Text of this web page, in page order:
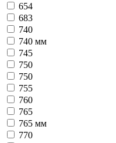
654
683
740
740 мм
745
750
750
755
760
765
765 мм
770